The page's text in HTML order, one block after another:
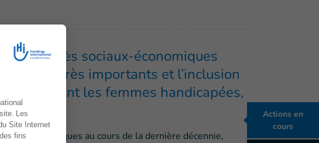
Actions en
cours
progrès sociaux-économiques
y sont très importants et l’inclusion
notamment les femmes handicapées,
économiques au cours de la dernière décennie,